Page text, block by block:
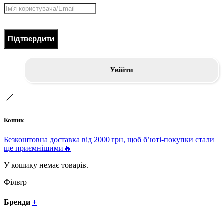
Підтвердити
Увійти
Кошик
Безкоштовна доставка від 2000 грн, щоб б’юті-покупки стали
ще приємнішими🔥
У кошику немає товарів.
Фільтр
Бренди +